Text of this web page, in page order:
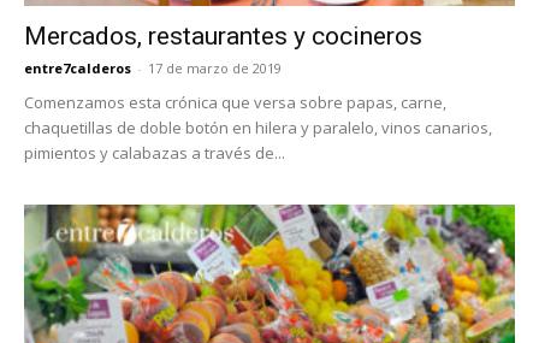
Mercados, restaurantes y cocineros
entre7calderos - 17 de marzo de 2019
Comenzamos esta crónica que versa sobre papas, carne,
chaquetillas de doble botón en hilera y paralelo, vinos canarios,
pimientos y calabazas a través de...